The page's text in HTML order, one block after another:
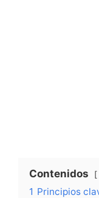
Contenidos
1 Principios